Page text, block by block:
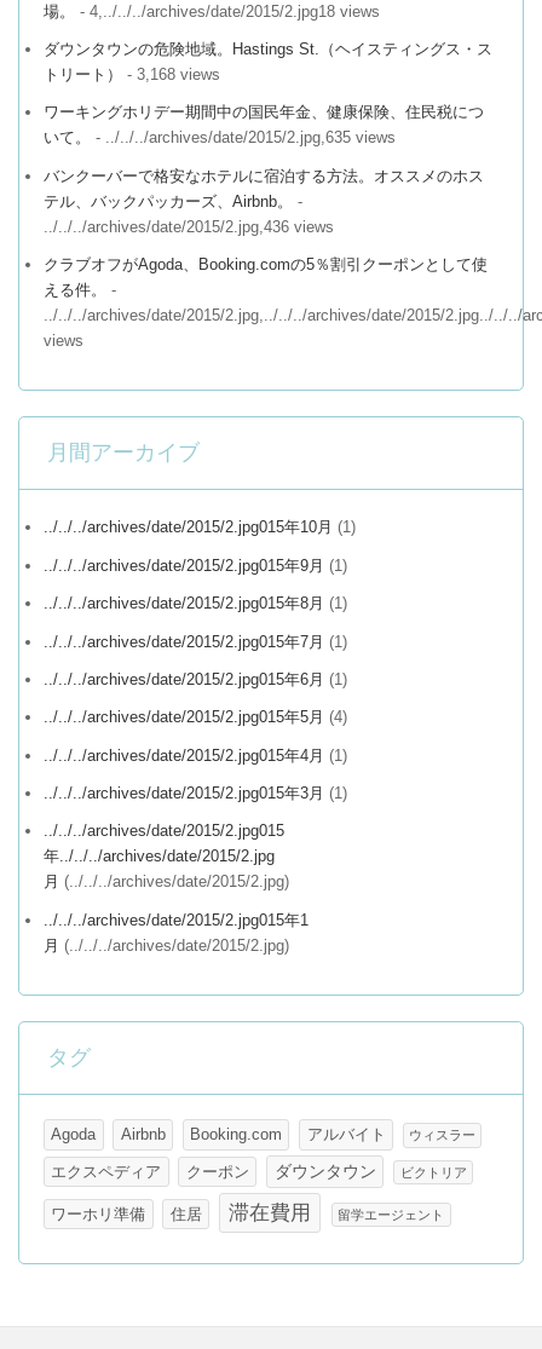
場。
- 4,../../../archives/date/2015/2.jpg18 views
ダウンタウンの危険地域。Hastings St.（ヘイスティングス・ス
トリート）
- 3,168 views
ワーキングホリデー期間中の国民年金、健康保険、住民税につ
いて。
- ../../../archives/date/2015/2.jpg,635 views
バンクーバーで格安なホテルに宿泊する方法。オススメのホス
テル、バックパッカーズ、Airbnb。
-
../../../archives/date/2015/2.jpg,436 views
クラブオフがAgoda、Booking.comの5％割引クーポンとして使
える件。
-
../../../archives/date/2015/2.jpg,../../../archives/date/2015/2.jpg../../../
views
月間アーカイブ
../../../archives/date/2015/2.jpg015年10月 (1)
../../../archives/date/2015/2.jpg015年9月 (1)
../../../archives/date/2015/2.jpg015年8月 (1)
../../../archives/date/2015/2.jpg015年7月 (1)
../../../archives/date/2015/2.jpg015年6月 (1)
../../../archives/date/2015/2.jpg015年5月 (4)
../../../archives/date/2015/2.jpg015年4月 (1)
../../../archives/date/2015/2.jpg015年3月 (1)
../../../archives/date/2015/2.jpg015
年../../../archives/date/2015/2.jpg
月 (../../../archives/date/2015/2.jpg)
../../../archives/date/2015/2.jpg015年1
月 (../../../archives/date/2015/2.jpg)
タグ
Agoda Airbnb Booking.com アルバイト ウィスラー
エクスペディア クーポン ダウンタウン ビクトリア
ワーホリ準備 住居 滞在費用 留学エージェント